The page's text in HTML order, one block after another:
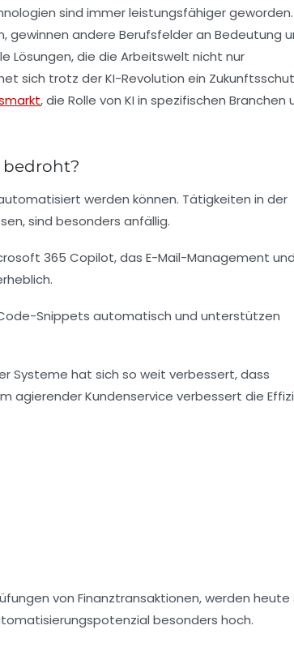
sind immer leistungsfähiger geworden.
andere Berufsfelder an Bedeutung
Lösungen, die die Arbeitswelt nicht nur
sich trotz der KI-Revolution ein
, die Rolle von KI in spezifischen Branchen
bedroht?
werden können. Tätigkeiten in der
sind besonders anfällig.
365 Copilot, das E-Mail-Management
Snippets automatisch und unterstützen
Systeme hat sich so weit verbessert, dass
agierender Kundenservice verbessert die
von Finanztransaktionen, werden heute
besonders hoch.